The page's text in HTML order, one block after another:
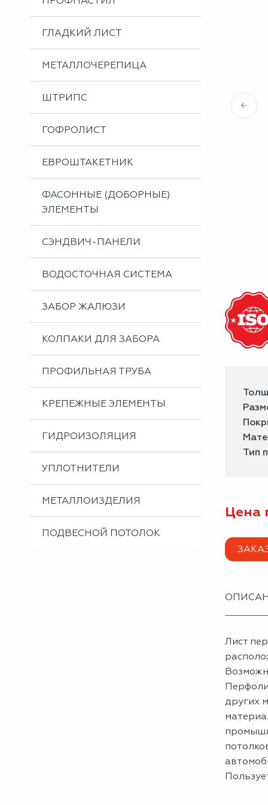
Металлоизделия
Проектирование вентилируемых фасадов
Вальцовка листового металла
ГЛАДКИЙ ЛИСТ
МЕТАЛЛОЧЕРЕПИЦА
ШТРИПС
ГОФРОЛИСТ
ЕВРОШТАКЕТНИК
ФАСОННЫЕ (ДОБОРНЫЕ)
ЭЛЕМЕНТЫ
СЭНДВИЧ-ПАНЕЛИ
ВОДОСТОЧНАЯ СИСТЕМА
ЗАБОР ЖАЛЮЗИ
КОЛПАКИ ДЛЯ ЗАБОРА
ПРОФИЛЬНАЯ ТРУБА
КРЕПЕЖНЫЕ ЭЛЕМЕНТЫ
ГИДРОИЗОЛЯЦИЯ
УПЛОТНИТЕЛИ
МЕТАЛЛОИЗДЕЛИЯ
ПОДВЕСНОЙ ПОТОЛОК
Тип
Цена
Лист
других